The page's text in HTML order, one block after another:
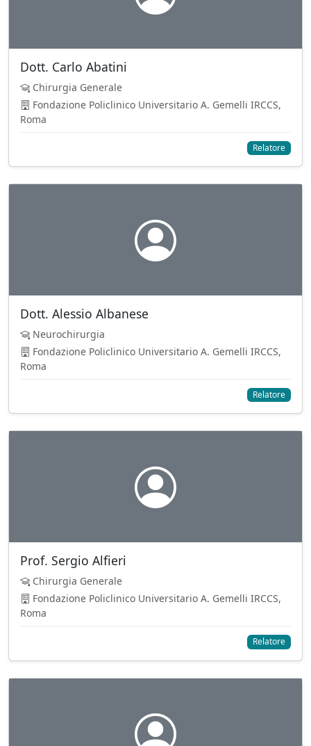
Dott. Carlo Abatini
Chirurgia Generale
Fondazione Policlinico Universitario A. Gemelli IRCCS,
Roma
Relatore
Dott. Alessio Albanese
Neurochirurgia
Fondazione Policlinico Universitario A. Gemelli IRCCS,
Roma
Relatore
Prof. Sergio Alfieri
Chirurgia Generale
Fondazione Policlinico Universitario A. Gemelli IRCCS,
Roma
Relatore